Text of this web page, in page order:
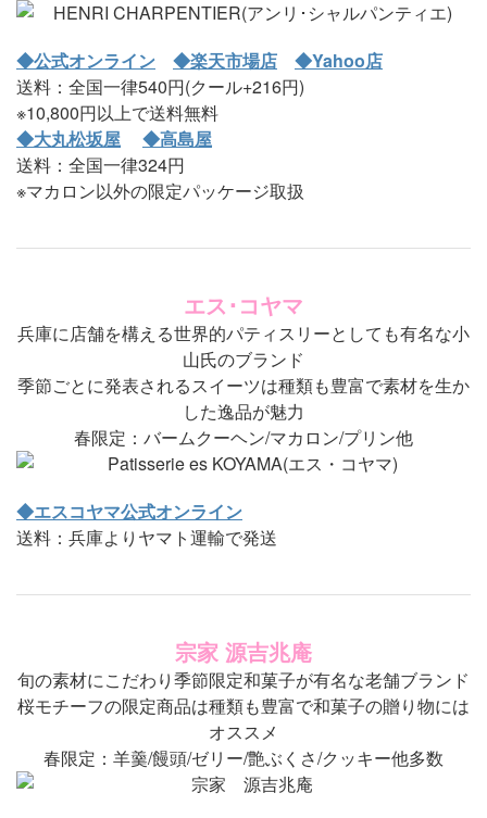
◆公式オンライン ◆楽天市場店
◆Yahoo店
送料：全国一律540円(クール+216円)
※10,800円以上で送料無料
◆大丸松坂屋
◆高島屋
送料：全国一律324円
※マカロン以外の限定パッケージ取扱
エス･コヤマ
兵庫に店舗を構える世界的パティスリーとしても有名な小
山氏のブランド
季節ごとに発表されるスイーツは種類も豊富で素材を生か
した逸品が魅力
春限定：バームクーヘン/マカロン/プリン他
◆エスコヤマ公式オンライン
送料：兵庫よりヤマト運輸で発送
宗家 源吉兆庵
旬の素材にこだわり季節限定和菓子が有名な老舗ブランド
桜モチーフの限定商品は種類も豊富で和菓子の贈り物には
オススメ
春限定：羊羹/饅頭/ゼリー/艶ぶくさ/クッキー他多数